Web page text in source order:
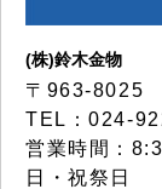
(株)鈴木金物
〒963-8025
TEL：024-
営業時間：
日・祝祭日